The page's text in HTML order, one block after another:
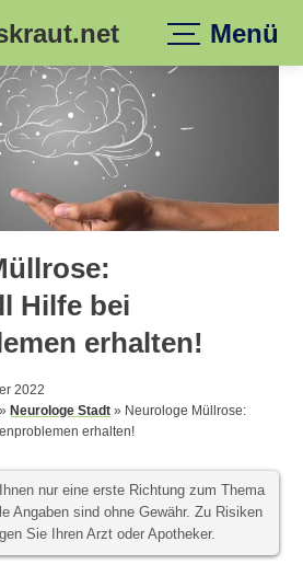
Menü
Hilfe bei
erhalten!
2022
»Neurologe Stadt » Neurologe Müllrose:
erhalten!
nur eine erste Richtung zum Thema
Angaben sind ohne Gewähr. Zu Risiken
Sie Ihren Arzt oder Apotheker.